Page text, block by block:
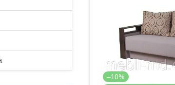
–10%